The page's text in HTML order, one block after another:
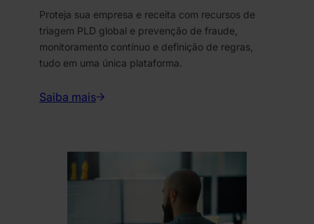
Proteja sua empresa e receita com recursos de
triagem PLD global e prevenção de fraude,
monitoramento contínuo e definição de regras,
tudo em uma única plataforma.
Saiba mais